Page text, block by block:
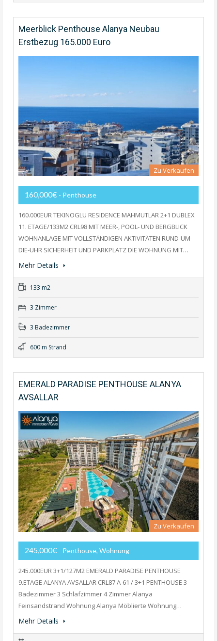
Meerblick Penthouse Alanya Neubau
Erstbezug 165.000 Euro
Zu Verkaufen
160,000€ - Penthouse
160.000EUR TEKINOGLU RESIDENCE MAHMUTLAR 2+1 DUBLEX
11. ETAGE/133M2 CRL98 MIT MEER-, POOL- UND BERGBLICK
WOHNANLAGE MIT VOLLSTÄNDIGEN AKTIVITÄTEN RUND-UM-
DIE-UHR SICHERHEIT UND PARKPLATZ DIE WOHNUNG MIT…
Mehr Details
133 m2
3 Zimmer
3 Badezimmer
600 m Strand
EMERALD PARADISE PENTHOUSE ALANYA
AVSALLAR
Zu Verkaufen
245,000€ - Penthouse, Wohnung
245.000EUR 3+1/127M2 EMERALD PARADISE PENTHOUSE
9.ETAGE ALANYA AVSALLAR CRL87 A-61 / 3+1 PENTHOUSE 3
Badezimmer 3 Schlafzimmer 4 Zimmer Alanya
Feinsandstrand Wohnung Alanya Möblierte Wohnung…
Mehr Details